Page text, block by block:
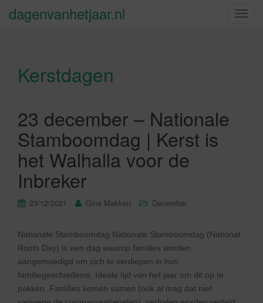
S
dagenvanhetjaar.nl
Kerstdagen
23 december – Nationale
Stamboomdag | Kerst is
het Walhalla voor de
Inbreker
23/12/2021 Gina Makken December
Nationale Stamboomdag Nationale Stamboomdag (National
Roots Day) is een dag waarop families worden
aangemoedigd om zich te verdiepen in hun
familiegeschiedenis. Ideale tijd van het jaar om dit op te
pakken. Families komen samen (ook al mag dat niet